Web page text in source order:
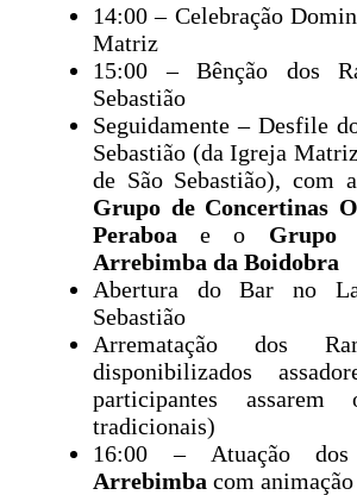
14:00 – Celebração
Matriz
15:00 – Bênção dos
Sebastião
Seguidamente – Desfile
Sebastião (da Igreja
de São Sebastião), com
Grupo de Concertinas
Peraboa e o Grupo
Arrebimba da Boidobra
Abertura do Bar no
Sebastião
Arrematação dos
disponibilizados
participantes assarem
tradicionais)
16:00 – Atuação
Arrebimba com